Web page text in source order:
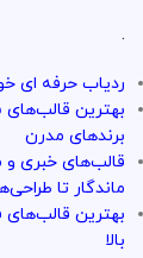
.
ردیاب حرفه ای
بهترین قالب‌های
برندهای مدرن
قالب‌های خبری و
ماندگار تا
بهترین قالب‌های
بالا